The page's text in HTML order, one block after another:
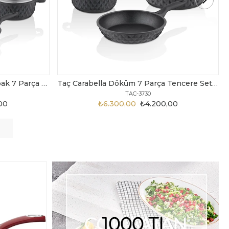
Taç Carabella Döküm 7 Parça Tencere Seti Siyah Taç Master Cook Tombik 7 Parça Tencere Seti Gri
TAC-3820
₺2.450,00
₺3.199,00